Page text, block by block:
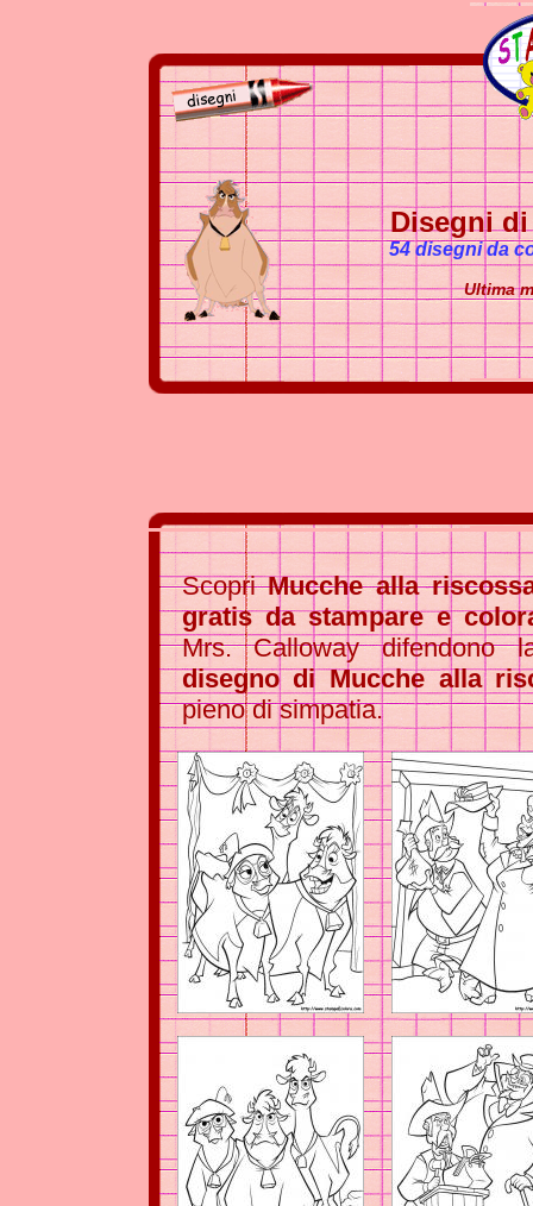
Disegni
54 disegni da
Ultima
ScopriMucche alla
gratis da stampare e
Mrs. Calloway difendono
disegno di Mucche alla
pieno di simpatia.